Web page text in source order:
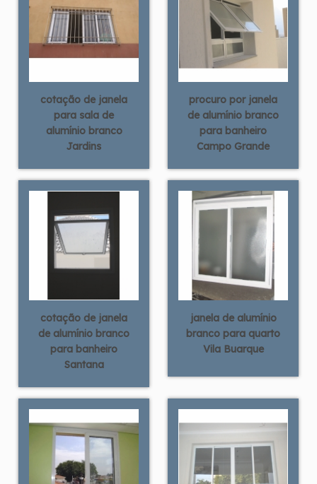
cotação de janela
para sala de
alumínio branco
Jardins
procuro por janela
de alumínio branco
para banheiro
Campo Grande
cotação de janela
de alumínio branco
para banheiro
Santana
janela de alumínio
branco para quarto
Vila Buarque